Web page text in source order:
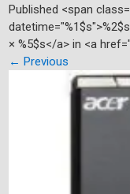
Published <span
× %5$s</a> in <a
← Previous